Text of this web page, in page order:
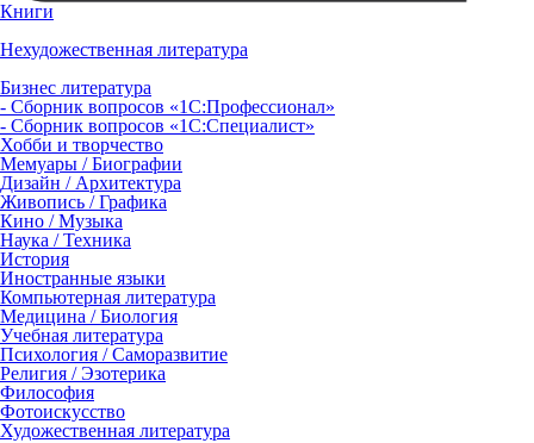
Книги
Нехудожественная литература
Бизнес литература
- Сборник вопросов «1С:Профессионал»
- Сборник вопросов «1С:Специалист»
Хобби и творчество
Мемуары / Биографии
Дизайн / Архитектура
Живопись / Графика
Кино / Музыка
Наука / Техника
История
Иностранные языки
Компьютерная литература
Медицина / Биология
Учебная литература
Психология / Саморазвитие
Религия / Эзотерика
Философия
Фотоискусство
Художественная литература